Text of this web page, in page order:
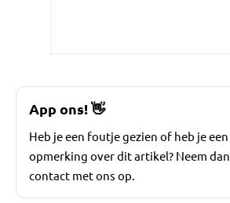
App ons!👋
Heb je een foutje gezien of heb je een
opmerking over dit artikel? Neem dan
contact met ons op.